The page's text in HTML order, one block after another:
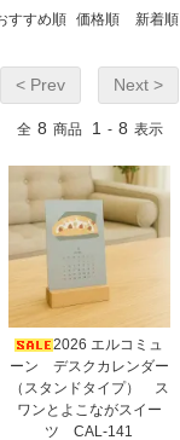
すすめ順 価格順 新着順
< Prev Next >
全 8 商品 1 - 8 表示
2026 エルコミュ
ーン デスクカレンダー
（スタンドタイプ） ス
ワンとよこながスイー
ツ CAL-141